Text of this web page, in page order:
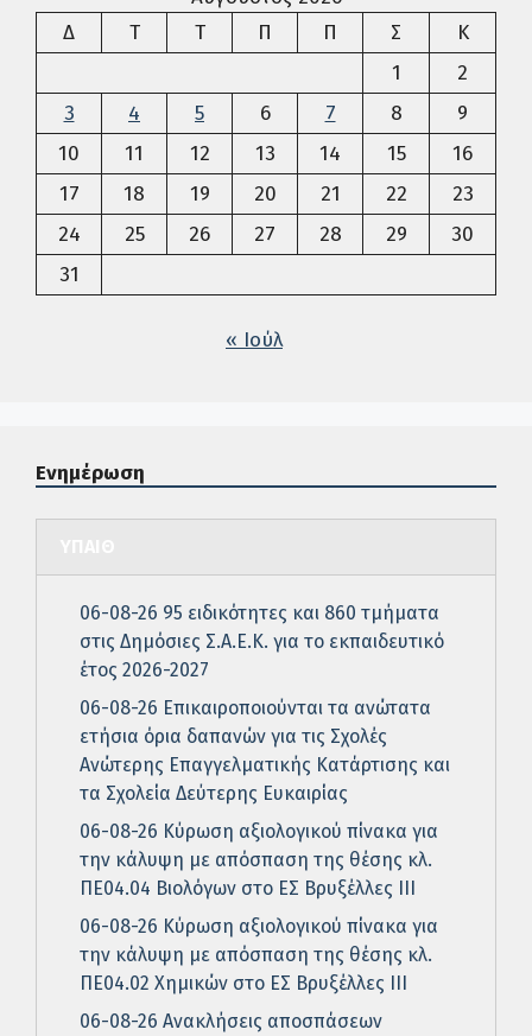
ΔΔευτέρα
ΤΤρίτη ΤΤετάρτη
Π Πέμπτη
Π Παρασκευή
Σ Σάββατο
Κ
1
2
3
4 5 6 7 8
9
10
11 12 13 14 15
16
17
18 19 20 21 22
23
24
25 26 27 28 29
30
31
« Ιούλ
Ενημέρωση
06-08-26 95 ειδικότητες και 860 τμήματα
στις Δημόσιες Σ.Α.Ε.Κ. για το εκπαιδευτικό
έτος 2026-2027
06-08-26 Επικαιροποιούνται τα ανώτατα
ετήσια όρια δαπανών για τις Σχολές
Ανώτερης Επαγγελματικής Κατάρτισης και
τα Σχολεία Δεύτερης Ευκαιρίας
06-08-26 Κύρωση αξιολογικού πίνακα για
την κάλυψη με απόσπαση της θέσης κλ.
ΠΕ04.04 Βιολόγων στο ΕΣ Βρυξέλλες ΙΙΙ
06-08-26 Κύρωση αξιολογικού πίνακα για
την κάλυψη με απόσπαση της θέσης κλ.
ΠΕ04.02 Χημικών στο ΕΣ Βρυξέλλες ΙΙΙ
06-08-26 Ανακλήσεις αποσπάσεων